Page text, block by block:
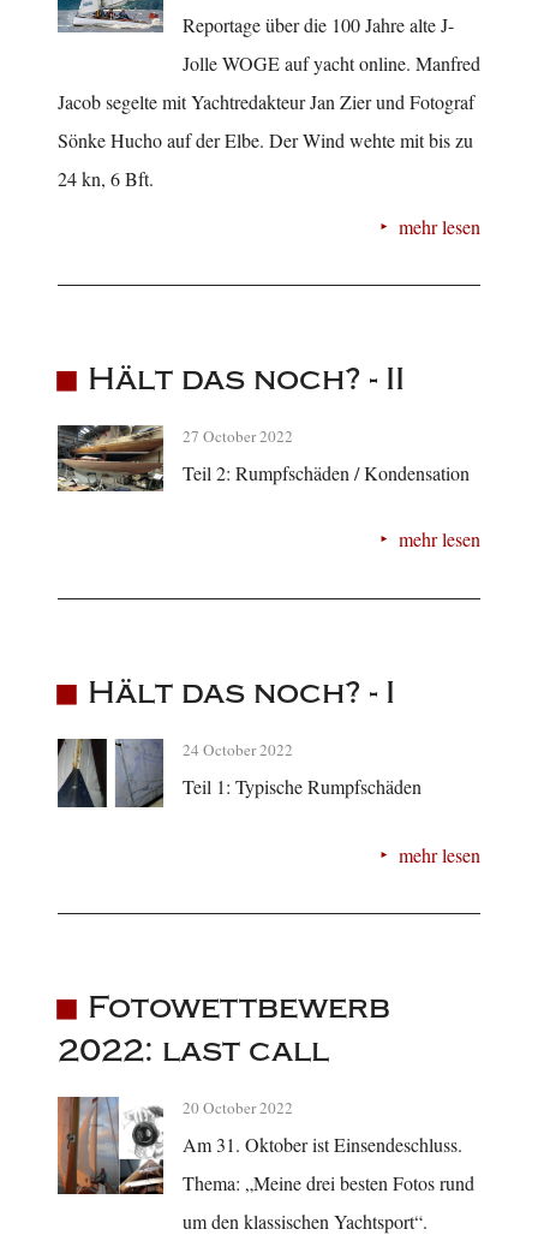
Reportage über die 100 Jahre alte J-
Jolle WOGE auf yacht online. Manfred
Jacob segelte mit Yachtredakteur Jan Zier und Fotograf
Sönke Hucho auf der Elbe. Der Wind wehte mit bis zu
24 kn, 6 Bft.
mehr lesen
Hält das noch? - II
27 October 2022
Teil 2: Rumpfschäden / Kondensation
mehr lesen
Hält das noch? - I
24 October 2022
Teil 1: Typische Rumpfschäden
mehr lesen
Fotowettbewerb
2022: last call
20 October 2022
Am 31. Oktober ist Einsendeschluss.
Thema: „Meine drei besten Fotos rund
um den klassischen Yachtsport“.